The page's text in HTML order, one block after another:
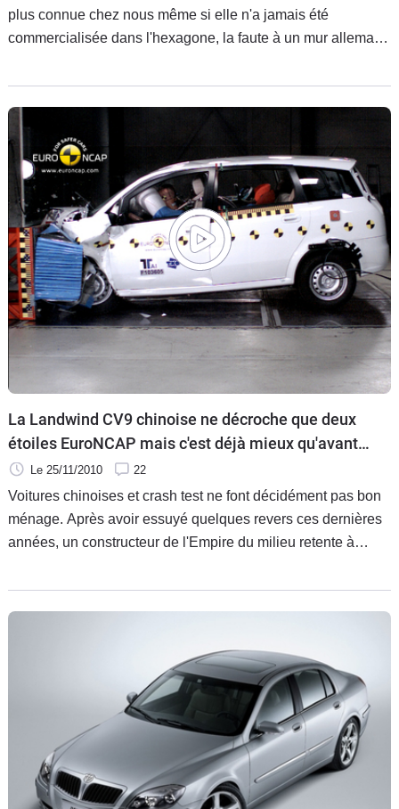
Marques
plus connue chez nous même si elle n'a jamais été
commercialisée dans l'hexagone, la faute à un mur allemand
laisser sa place à sa succession, espionnée et déjà en
version définitive, la Brilliance codée A4. Qu'on ne s'y
trompe pas, elle doit plus à BMW qu'à Audi.
La Landwind CV9 chinoise ne décroche que deux
étoiles EuroNCAP mais c'est déjà mieux qu'avant
[Vidéo]
Le 25/11/2010 22
Voitures chinoises et crash test ne font décidément pas bon
ménage. Après avoir essuyé quelques revers ces dernières
années, un constructeur de l'Empire du milieu retente à
C'est le pire de la série organisée par l'organisme européen,
mais c'est déjà mieux que les essais précédents.